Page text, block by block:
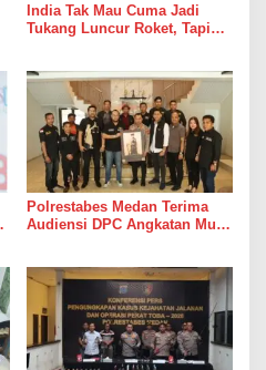
India Tak Mau Cuma Jadi
Tukang Luncur Roket, Tapi
Polrestabes Medan Terima
Audiensi DPC Angkatan Muda
Kamtibmas